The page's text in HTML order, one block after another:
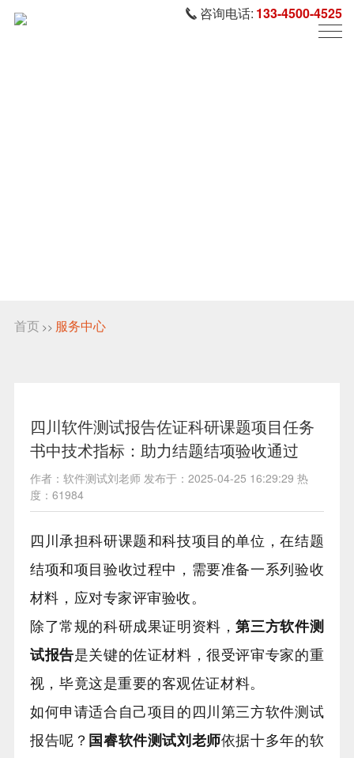
咨询电话: 133-4500-4525
首页 >> 服务中心
四川软件测试报告佐证科研课题项目任务
书中技术指标：助力结题结项验收通过
作者：软件测试刘老师 发布于：2025-04-25 16:29:29 热
度：61984
四川承担科研课题和科技项目的单位，在结题
结项和项目验收过程中，需要准备一系列验收
材料，应对专家评审验收。
除了常规的科研成果证明资料，第三方软件测
试报告是关键的佐证材料，很受评审专家的重
视，毕竟这是重要的客观佐证材料。
如何申请适合自己项目的四川第三方软件测试
报告呢？ 国睿软件测试刘老师依据十多年的软